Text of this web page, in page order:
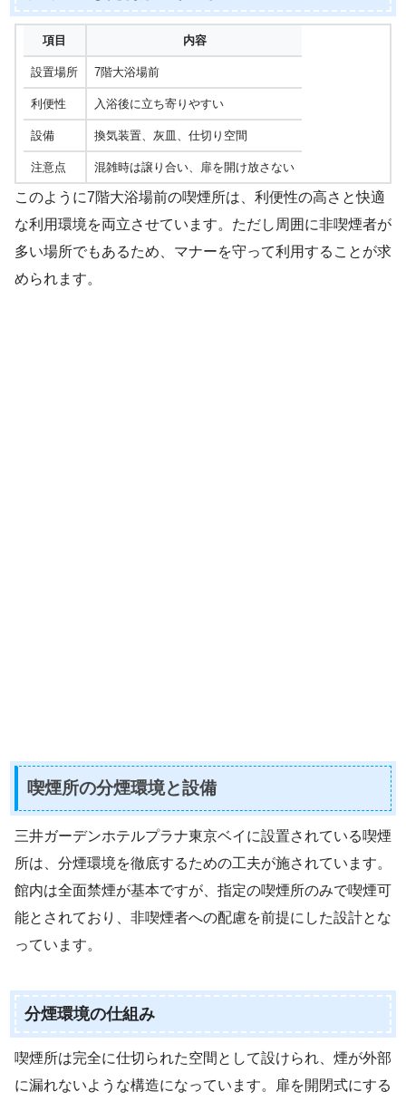
項目 内容
設置場所 7階大浴場前
利便性 入浴後に立ち寄りやすい
設備 換気装置、灰皿、仕切り空間
注意点 混雑時は譲り合い、扉を開け放さない
このように7階大浴場前の喫煙所は、利便性の高さと快適
な利用環境を両立させています。ただし周囲に非喫煙者が
多い場所でもあるため、マナーを守って利用することが求
められます。
喫煙所の分煙環境と設備
三井ガーデンホテルプラナ東京ベイに設置されている喫煙
所は、分煙環境を徹底するための工夫が施されています。
館内は全面禁煙が基本ですが、指定の喫煙所のみで喫煙可
能とされており、非喫煙者への配慮を前提にした設計とな
っています。
分煙環境の仕組み
喫煙所は完全に仕切られた空間として設けられ、煙が外部
に漏れないような構造になっています。扉を開閉式にする